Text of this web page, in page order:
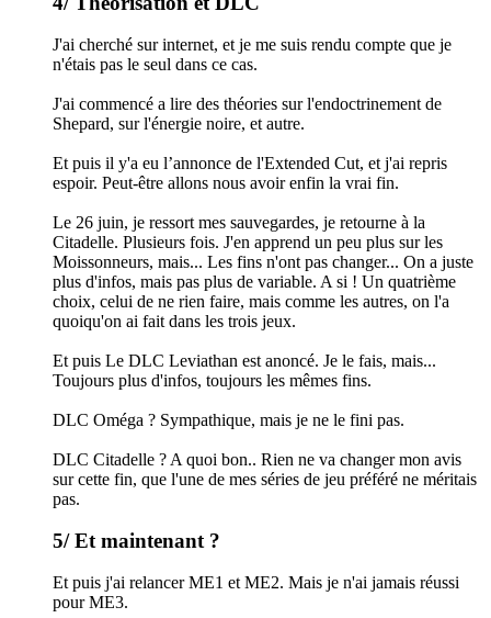
J'ai cherché sur internet, et je me suis rendu compte que je
n'étais pas le seul dans ce cas.
J'ai commencé a lire des théories sur l'endoctrinement de
Shepard, sur l'énergie noire, et autre.
Et puis il y'a eu l’annonce de l'Extended Cut, et j'ai repris
espoir. Peut-être allons nous avoir enfin la vrai fin.
Le 26 juin, je ressort mes sauvegardes, je retourne à la
Citadelle. Plusieurs fois. J'en apprend un peu plus sur les
Moissonneurs, mais... Les fins n'ont pas changer... On a juste
plus d'infos, mais pas plus de variable. A si ! Un quatrième
choix, celui de ne rien faire, mais comme les autres, on l'a
quoiqu'on ai fait dans les trois jeux.
Et puis Le DLC Leviathan est anoncé. Je le fais, mais...
Toujours plus d'infos, toujours les mêmes fins.
DLC Oméga ? Sympathique, mais je ne le fini pas.
DLC Citadelle ? A quoi bon.. Rien ne va changer mon avis
sur cette fin, que l'une de mes séries de jeu préféré ne méritais
pas.
5/ Et maintenant ?
Et puis j'ai relancer ME1 et ME2. Mais je n'ai jamais réussi
pour ME3.